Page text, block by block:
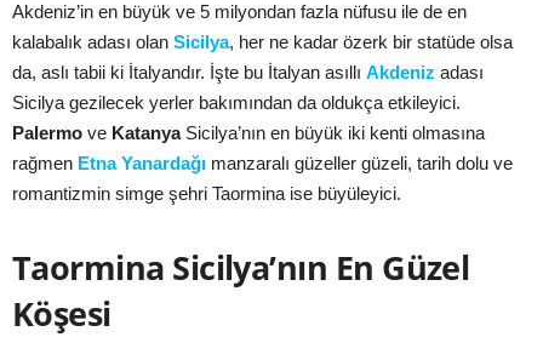
Akdeniz’in en büyük ve 5 milyondan fazla nüfusu ile de en
kalabalık adası olan Sicilya, her ne kadar özerk bir statüde olsa
da, aslı tabii ki İtalyandır. İşte bu İtalyan asıllı Akdeniz adası
Sicilya gezilecek yerler bakımından da oldukça etkileyici.
Palermo ve KatanyaSicilya’nın en büyük iki kenti olmasına
rağmen Etna Yanardağı manzaralı güzeller güzeli, tarih dolu ve
romantizmin simge şehri Taormina ise büyüleyici.
Taormina Sicilya’nın En Güzel
Köşesi